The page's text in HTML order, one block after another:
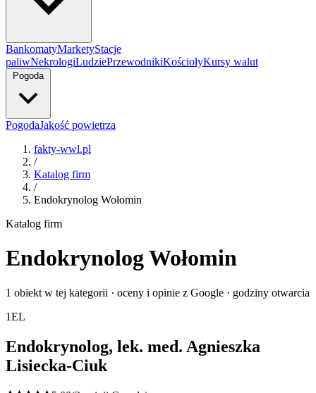
BankomatyMarketyStacje
paliwNekrologiLudziePrzewodnikiKościołyKursy walut
Pogoda
PogodaJakość powietrza
fakty-wwl.pl
/
Katalog firm
/
Endokrynolog Wołomin
Katalog firm
Endokrynolog Wołomin
1 obiekt w tej kategorii · oceny i opinie z Google · godziny otwarcia
1EL
Endokrynolog, lek. med. Agnieszka
Lisiecka-Ciuk